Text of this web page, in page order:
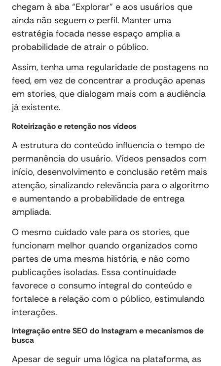
chegam à aba “Explorar” e aos usuários que
ainda não seguem o perfil. Manter uma
estratégia focada nesse espaço amplia a
probabilidade de atrair o público.
Assim, tenha uma regularidade de postagens no
feed, em vez de concentrar a produção apenas
em stories, que dialogam mais com a audiência
já existente.
Roteirização e retenção nos vídeos
A estrutura do conteúdo influencia o tempo de
permanência do usuário. Vídeos pensados com
início, desenvolvimento e conclusão retêm mais
atenção, sinalizando relevância para o algoritmo
e aumentando a probabilidade de entrega
ampliada.
O mesmo cuidado vale para os stories, que
funcionam melhor quando organizados como
partes de uma mesma história, e não como
publicações isoladas. Essa continuidade
favorece o consumo integral do conteúdo e
fortalece a relação com o público, estimulando
interações.
Integração entre SEO do Instagram e mecanismos de
busca
Apesar de seguir uma lógica na plataforma, as